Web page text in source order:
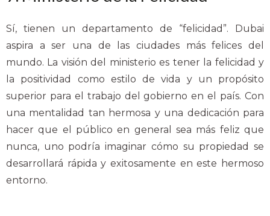
Sí, tienen un departamento de “felicidad”. Dubai
aspira a ser una de las ciudades más felices del
mundo. La visión del ministerio es tener la felicidad y
la positividad como estilo de vida y un propósito
superior para el trabajo del gobierno en el país. Con
una mentalidad tan hermosa y una dedicación para
hacer que el público en general sea más feliz que
nunca, uno podría imaginar cómo su propiedad se
desarrollará rápida y exitosamente en este hermoso
entorno.